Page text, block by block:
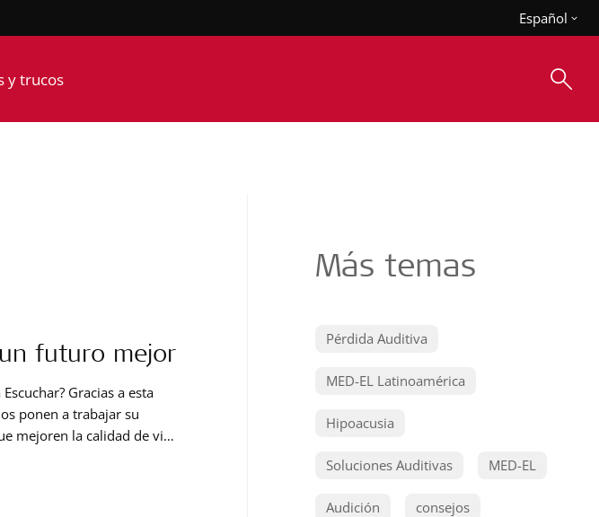
Español
y trucos
futuro mejor
Gracias a esta
ponen a trabajar su
mejoren la calidad de vida
Más temas
Pérdida Auditiva
MED-EL Latinoamérica
Hipoacusia
Soluciones Auditivas MED-EL
Audición consejos